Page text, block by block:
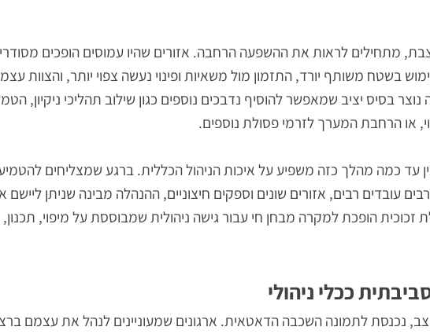
תלונות על עומס בחדרי אשפה, האם פינוי המכולות נעשה בקצב יציב יותר,
התדירות, לשנות מיקום מיכלים, להוסיף או להקטין קיבולות ולהתאים את
לראות את ההשפעה הרחבה. אזורים שהיו עמוסים הופכים מסודרים
בשטח משותף יורד, התזמון מול משאיות ופינוי נעשה צפוי יותר, והצוות עצמו
יציב שמאפשר להוסיף נדבכים נוספים כגון שילוב תהליכי ניקיון, הטמעת
הרחבת המערך לזרמי פסולת נוספים.
רבים, אזורים שונים וספקים חיצוניים, ההנהלה מבינה שניתן ליישם את
הופכת למקרה מבחן חי עבור גישה ניהולית שמבוססת על מיפוי, תכנון,